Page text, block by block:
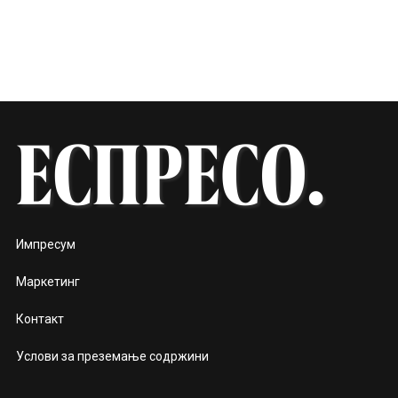
Импресум
Маркетинг
Контакт
Услови за преземање содржини